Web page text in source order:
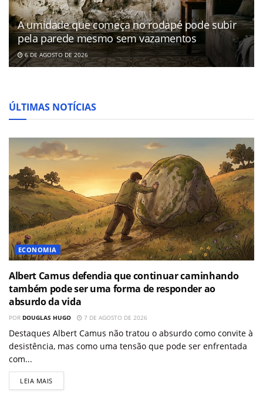
A umidade que começa no rodapé pode subir
pela parede mesmo sem vazamentos
6 DE AGOSTO DE 2026
ÚLTIMAS NOTÍCIAS
ECONOMIA
Albert Camus defendia que continuar caminhando
também pode ser uma forma de responder ao
absurdo da vida
POR DOUGLAS HUGO 7 DE AGOSTO DE 2026
Destaques Albert Camus não tratou o absurdo como convite à
desistência, mas como uma tensão que pode ser enfrentada
com...
LEIA MAIS